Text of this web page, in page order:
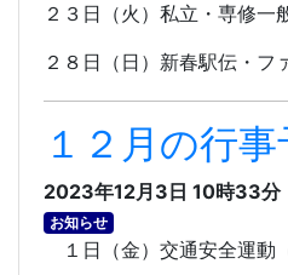
２３日（火）私立・専修一
２８日（日）新春駅伝・フ
１２月の行事
2023年12月3日 10時33分
お知らせ
１日（金）交通安全運動